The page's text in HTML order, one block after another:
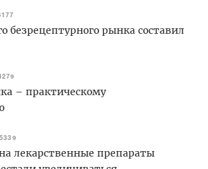
безрецептурного рынка составил
– практическому
5339
лекарственные препараты